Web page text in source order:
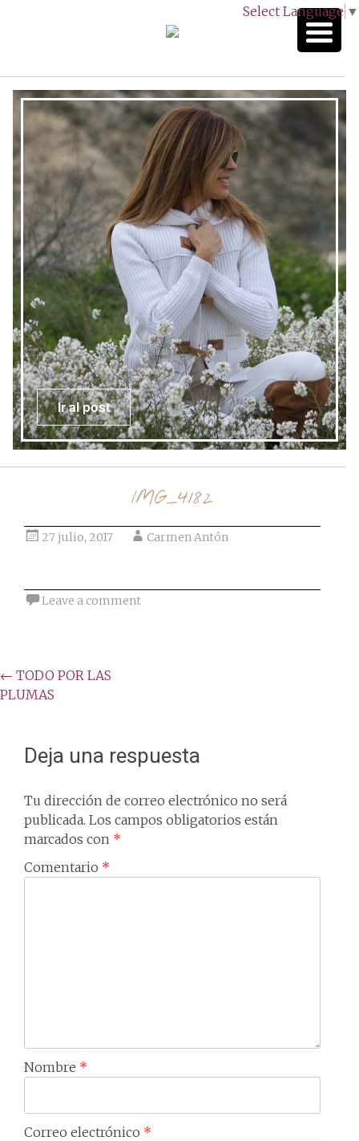
Select Language ▼
Ir al post
IMG_4182
27 julio, 2017 Carmen Antón
Leave a comment
Post
navigation
← TODO POR LAS
PLUMAS
Deja una respuesta
Tu dirección de correo electrónico no será
publicada. Los campos obligatorios están
marcados con *
Comentario *
Nombre *
Correo electrónico *